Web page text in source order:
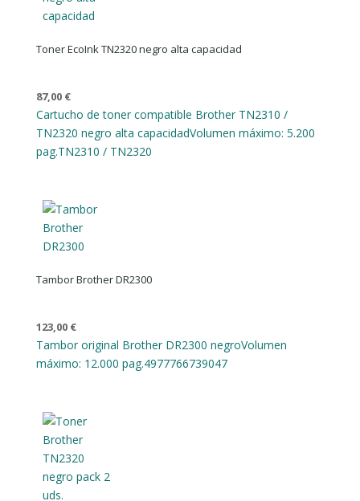
Toner EcoInk TN2320 negro alta capacidad
87,00 €
Cartucho de toner compatible Brother TN2310 /
TN2320 negro alta capacidadVolumen máximo: 5.200
pag.TN2310 / TN2320
Tambor Brother DR2300
123,00 €
Tambor original Brother DR2300 negroVolumen
máximo: 12.000 pag.4977766739047